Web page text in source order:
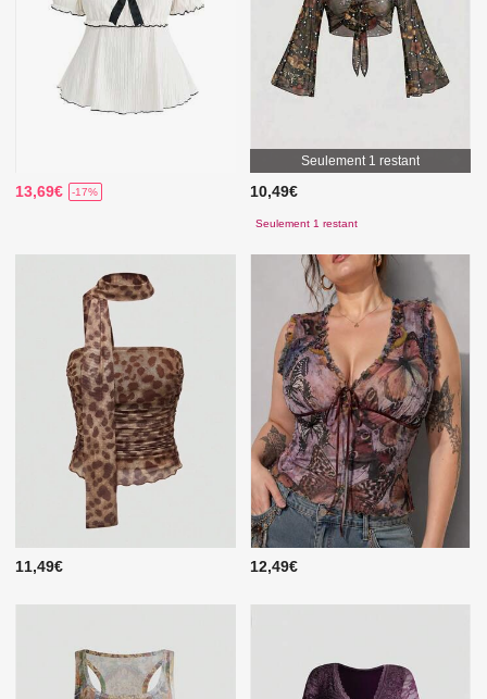
13,69€ -17%
Seulement 1 restant
10,49€
Seulement 1 restant
11,49€ 12,49€